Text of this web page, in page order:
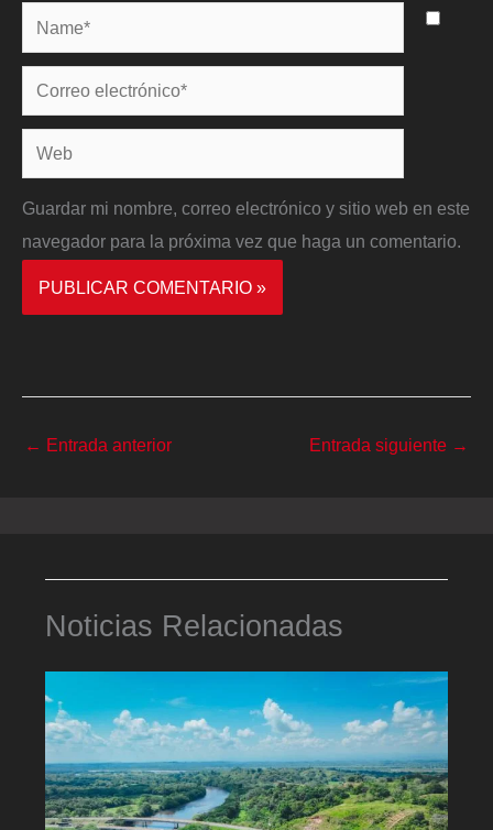
Name*
Correo
electrónico*
Web
Guardar mi nombre, correo electrónico y sitio web en este
navegador para la próxima vez que haga un comentario.
← Entrada anterior Entrada siguiente →
Noticias Relacionadas